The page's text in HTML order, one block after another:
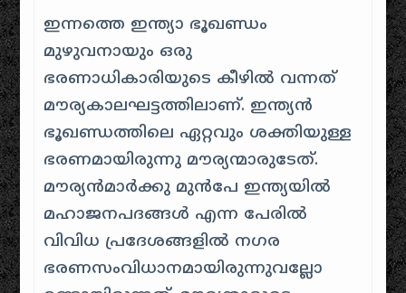
ഇന്നത്തെ ഇന്ത്യാ ഭൂഖണ്ഡം
മുഴുവനായും ഒരു
ഭരണാധികാരിയുടെ കീഴിൽ വന്നത്
മൗര്യകാലഘട്ടത്തിലാണ്. ഇന്ത്യൻ
ഭൂഖണ്ഡത്തിലെ ഏറ്റവും ശക്തിയുള്ള
ഭരണമായിരുന്നു മൗര്യന്മാരുടേത്.
മൗര്യൻമാർക്കു മുൻപേ ഇന്ത്യയിൽ
മഹാജനപദങ്ങൾ എന്ന പേരിൽ
വിവിധ പ്രദേശങ്ങളിൽ നഗര
ഭരണസം‌വിധാനമായിരുന്നുവല്ലോ